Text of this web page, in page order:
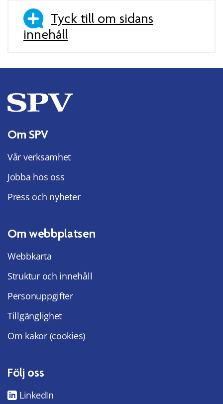
Tyck till om sidans
innehåll
Om SPV
Vår verksamhet
Jobba hos oss
Press och nyheter
Om webbplatsen
Webbkarta
Struktur och innehåll
Personuppgifter
Tillgänglighet
Om kakor (cookies)
Följ oss
LinkedIn